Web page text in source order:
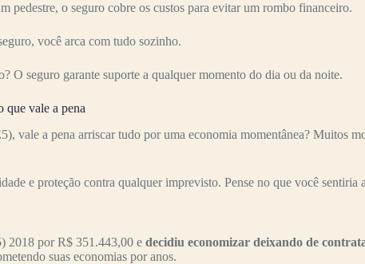
pedestre, o seguro cobre os custos para evitar um rombo financeiro.
você arca com tudo sozinho.
O seguro garante suporte a qualquer momento do dia ou da noite.
vale a pena
vale a pena arriscar tudo por uma economia momentânea? Muitos
e proteção contra qualquer imprevisto. Pense no que você sentiria
2018 por R$ 351.443,00 e decidiu economizar deixando de
suas economias por anos.